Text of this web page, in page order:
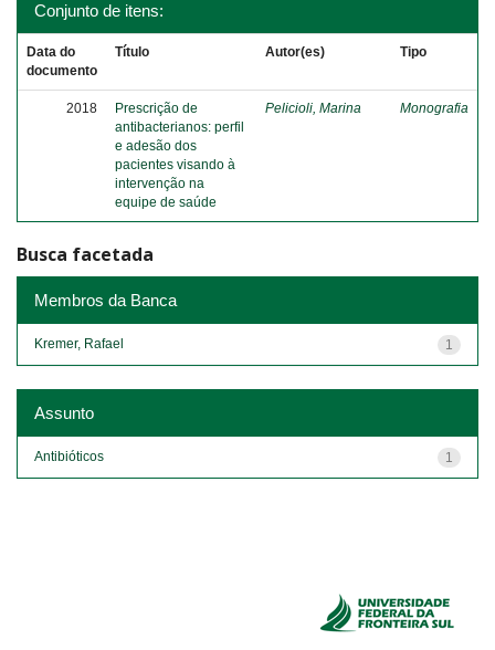
Conjunto de itens:
Data do
documento
Título Autor(es) Tipo
2018
Prescrição de
antibacterianos: perfil
e adesão dos
pacientes visando à
intervenção na
equipe de saúde
Pelicioli, Marina Monografia
Busca facetada
Membros da Banca
1
Kremer, Rafael
Assunto
1
Antibióticos